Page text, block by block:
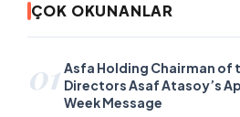
ÇOK OKUNANLAR
01 Asfa Holding Chairman of
Directors Asaf Atasoy’s
Week Message